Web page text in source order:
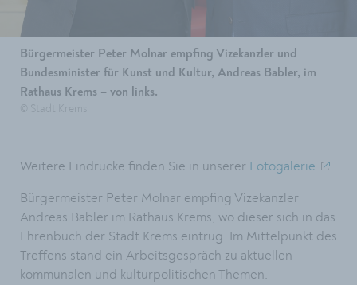
Bürgermeister Peter Molnar empfing Vizekanzler und
Bundesminister für Kunst und Kultur, Andreas Babler, im
Rathaus Krems – von links.
Weitere Eindrücke finden Sie in unserer Fotogalerie
.
Bürgermeister Peter Molnar empfing Vizekanzler
Andreas Babler im Rathaus Krems, wo dieser sich in das
Ehrenbuch der Stadt Krems eintrug. Im Mittelpunkt des
Treffens stand ein Arbeitsgespräch zu aktuellen
kommunalen und kulturpolitischen Themen.